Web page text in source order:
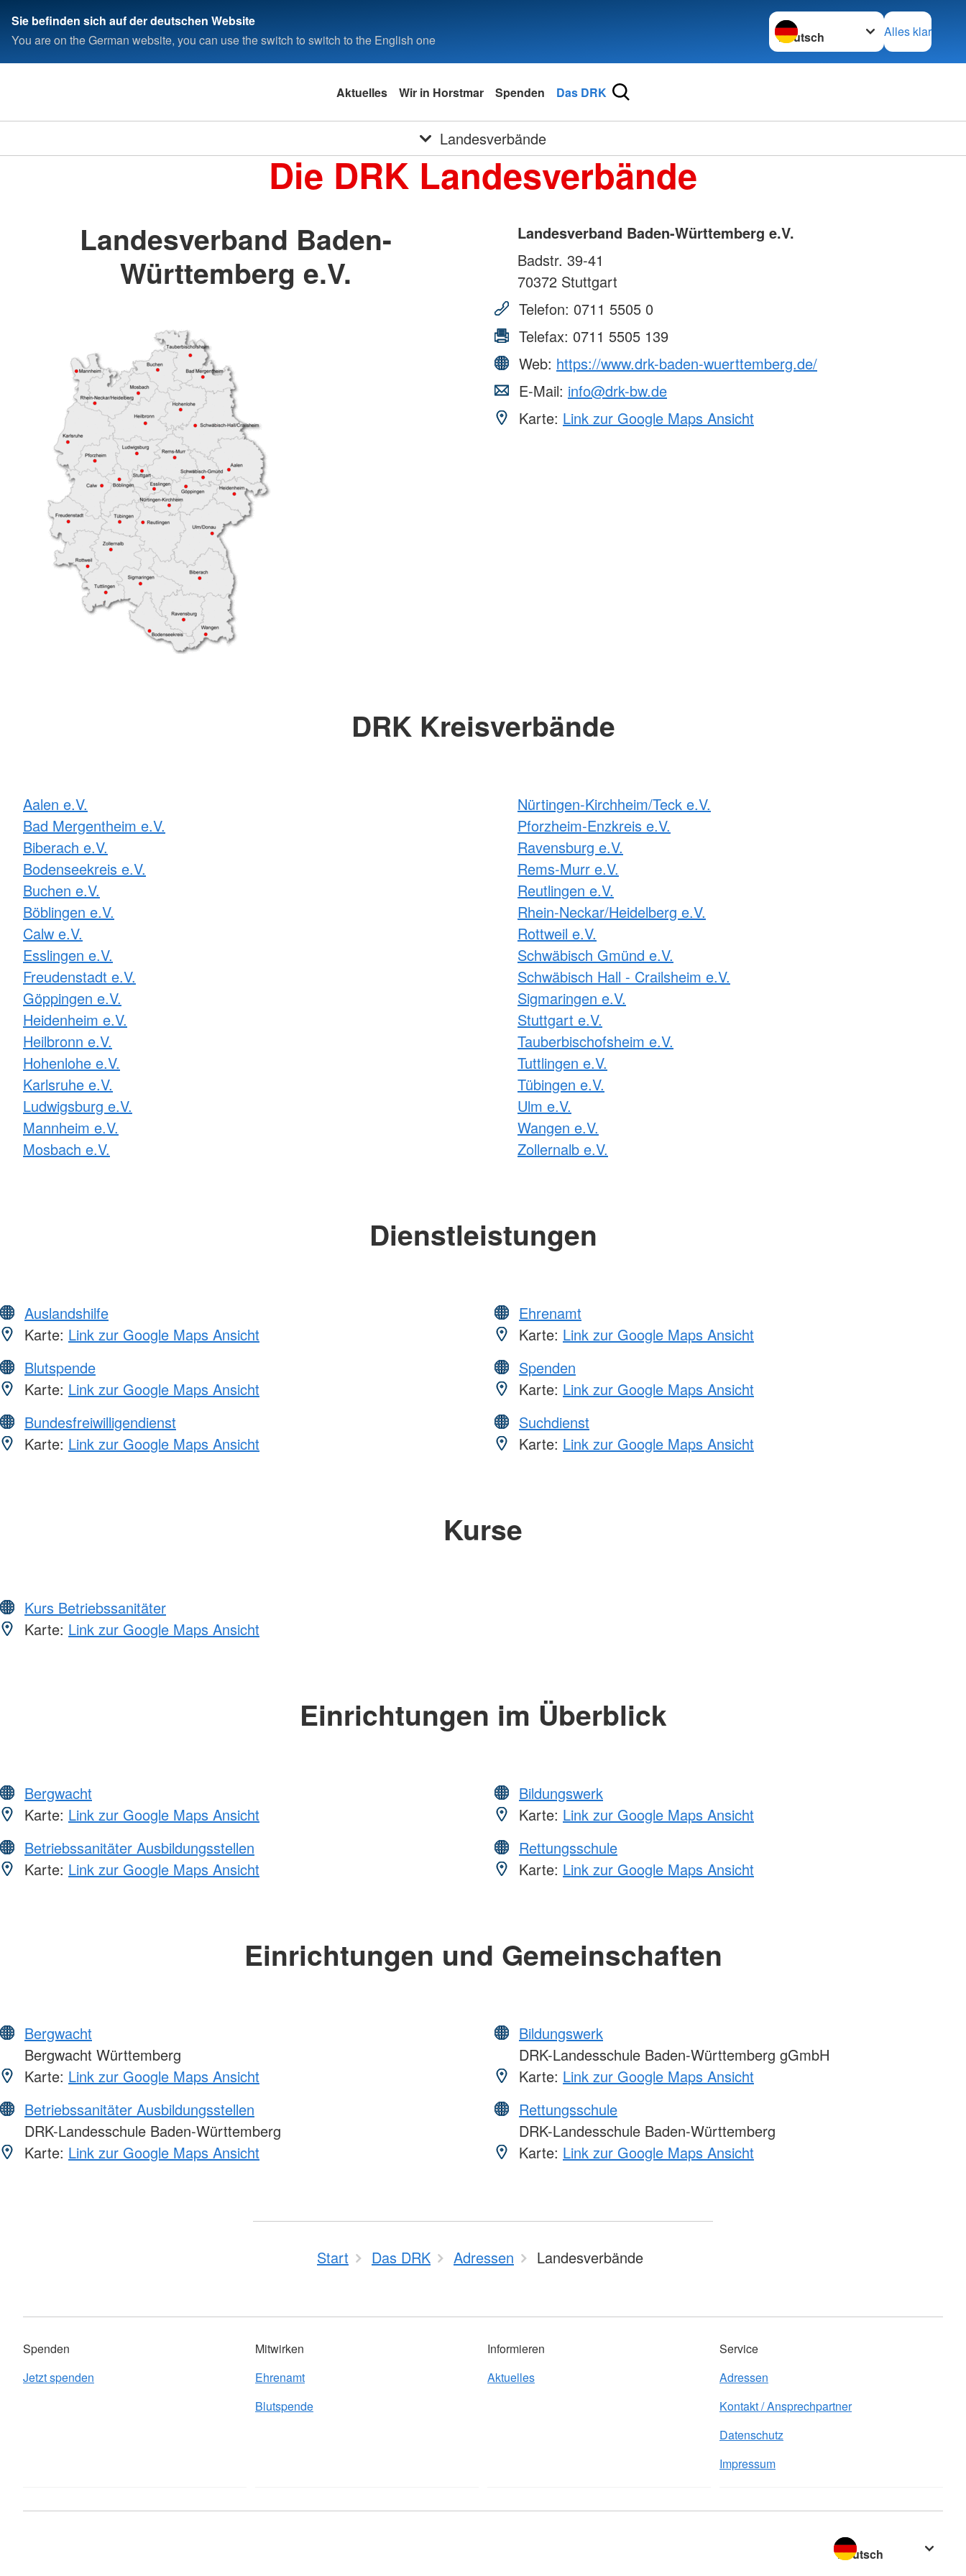
Sie befinden sich auf der deutschen Website
You are on the German website, you can use the switch to switch to the English one
Sprache wechseln zu
Alles klar
Aktuelles Wir in Horstmar Spenden Das DRK
Landesverbände
Die DRK Landesverbände
Landesverband Baden-
Württemberg e.V.
Landesverband Baden-Württemberg e.V.
Badstr. 39-41
70372 Stuttgart
Telefon: 0711 5505 0
Telefax: 0711 5505 139
Web: https://www.drk-baden-wuerttemberg.de/
E-Mail: info@drk-bw.de
Karte: Link zur Google Maps Ansicht
DRK Kreisverbände
Aalen e.V.
Bad Mergentheim e.V.
Biberach e.V.
Bodenseekreis e.V.
Buchen e.V.
Böblingen e.V.
Calw e.V.
Esslingen e.V.
Freudenstadt e.V.
Göppingen e.V.
Heidenheim e.V.
Heilbronn e.V.
Hohenlohe e.V.
Karlsruhe e.V.
Ludwigsburg e.V.
Mannheim e.V.
Mosbach e.V.
Nürtingen-Kirchheim/Teck e.V.
Pforzheim-Enzkreis e.V.
Ravensburg e.V.
Rems-Murr e.V.
Reutlingen e.V.
Rhein-Neckar/Heidelberg e.V.
Rottweil e.V.
Schwäbisch Gmünd e.V.
Schwäbisch Hall - Crailsheim e.V.
Sigmaringen e.V.
Stuttgart e.V.
Tauberbischofsheim e.V.
Tuttlingen e.V.
Tübingen e.V.
Ulm e.V.
Wangen e.V.
Zollernalb e.V.
Dienstleistungen
Auslandshilfe
Karte: Link zur Google Maps Ansicht
Blutspende
Karte: Link zur Google Maps Ansicht
Bundesfreiwilligendienst
Karte: Link zur Google Maps Ansicht
Ehrenamt
Karte: Link zur Google Maps Ansicht
Spenden
Karte: Link zur Google Maps Ansicht
Suchdienst
Karte: Link zur Google Maps Ansicht
Kurse
Kurs Betriebssanitäter
Karte: Link zur Google Maps Ansicht
Einrichtungen im Überblick
Bergwacht
Karte: Link zur Google Maps Ansicht
Betriebssanitäter Ausbildungsstellen
Karte: Link zur Google Maps Ansicht
Bildungswerk
Karte: Link zur Google Maps Ansicht
Rettungsschule
Karte: Link zur Google Maps Ansicht
Einrichtungen und Gemeinschaften
Bergwacht
Bergwacht Württemberg
Karte: Link zur Google Maps Ansicht
Betriebssanitäter Ausbildungsstellen
DRK-Landesschule Baden-Württemberg
Karte: Link zur Google Maps Ansicht
Bildungswerk
DRK-Landesschule Baden-Württemberg gGmbH
Karte: Link zur Google Maps Ansicht
Rettungsschule
DRK-Landesschule Baden-Württemberg
Karte: Link zur Google Maps Ansicht
Start Das DRK Adressen Landesverbände
Spenden
Jetzt spenden
Mitwirken
Ehrenamt
Blutspende
Informieren
Aktuelles
Service
Adressen
Kontakt / Ansprechpartner
Datenschutz
Impressum
Sprache wechseln zu